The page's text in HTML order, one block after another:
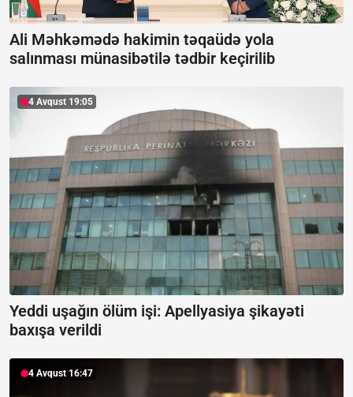
Ali Məhkəmədə hakimin təqaüdə yola
salınması münasibətilə tədbir keçirilib
4 Avqust 19:05
Yeddi uşağın ölüm işi: Apellyasiya şikayəti
baxışa verildi
4 Avqust 16:47